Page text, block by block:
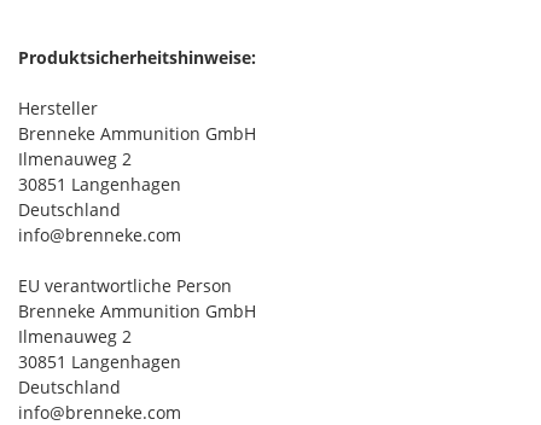
Produktsicherheitshinweise:
Hersteller
Brenneke Ammunition GmbH
Ilmenauweg 2
30851 Langenhagen
Deutschland
info@brenneke.com
EU verantwortliche Person
Brenneke Ammunition GmbH
Ilmenauweg 2
30851 Langenhagen
Deutschland
info@brenneke.com